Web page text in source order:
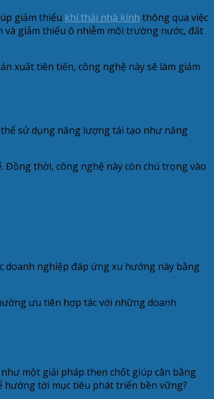
giảm thiểu khí thải nhà kính thông qua việc
giảm thiểu ô nhiễm môi trường nước, đất
xuất tiên tiến, công nghệ này sẽ làm giảm
sử dụng năng lượng tái tạo như năng
Đồng thời, công nghệ này còn chú trọng vào
doanh nghiệp đáp ứng xu hướng này bằng
ưu tiên hợp tác với những doanh
một giải pháp then chốt giúp cân bằng
tới mục tiêu phát triển bền vững?